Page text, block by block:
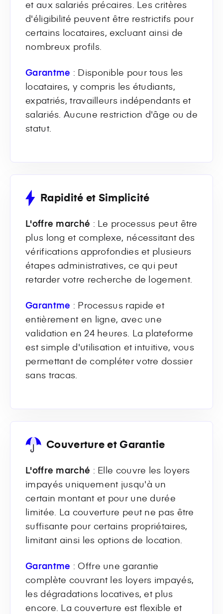
et aux salariés précaires. Les critères
d'éligibilité peuvent être restrictifs pour
certains locataires, excluant ainsi de
nombreux profils.
Garantme : Disponible pour tous les
locataires, y compris les étudiants,
expatriés, travailleurs indépendants et
salariés. Aucune restriction d'âge ou de
statut.
Rapidité et Simplicité
L'offre marché : Le processus peut être
plus long et complexe, nécessitant des
vérifications approfondies et plusieurs
étapes administratives, ce qui peut
retarder votre recherche de logement.
Garantme : Processus rapide et
entièrement en ligne, avec une
validation en 24 heures. La plateforme
est simple d'utilisation et intuitive, vous
permettant de compléter votre dossier
sans tracas.
Couverture et Garantie
L'offre marché : Elle couvre les loyers
impayés uniquement jusqu'à un
certain montant et pour une durée
limitée. La couverture peut ne pas être
suffisante pour certains propriétaires,
limitant ainsi les options de location.
Garantme : Offre une garantie
complète couvrant les loyers impayés,
les dégradations locatives, et plus
encore. La couverture est flexible et